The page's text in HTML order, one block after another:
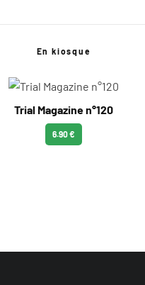
En kiosque
Trial Magazine n°120
6.90 €